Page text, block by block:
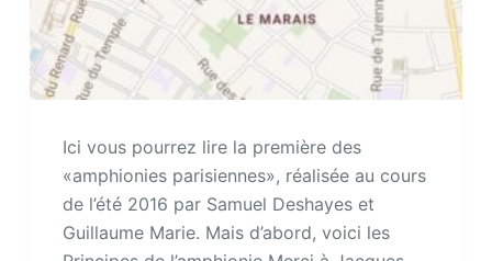
Ici vous pourrez lire la première des
«amphionies parisiennes», réalisée au cours
de l’été 2016 par Samuel Deshayes et
Guillaume Marie. Mais d’abord, voici les